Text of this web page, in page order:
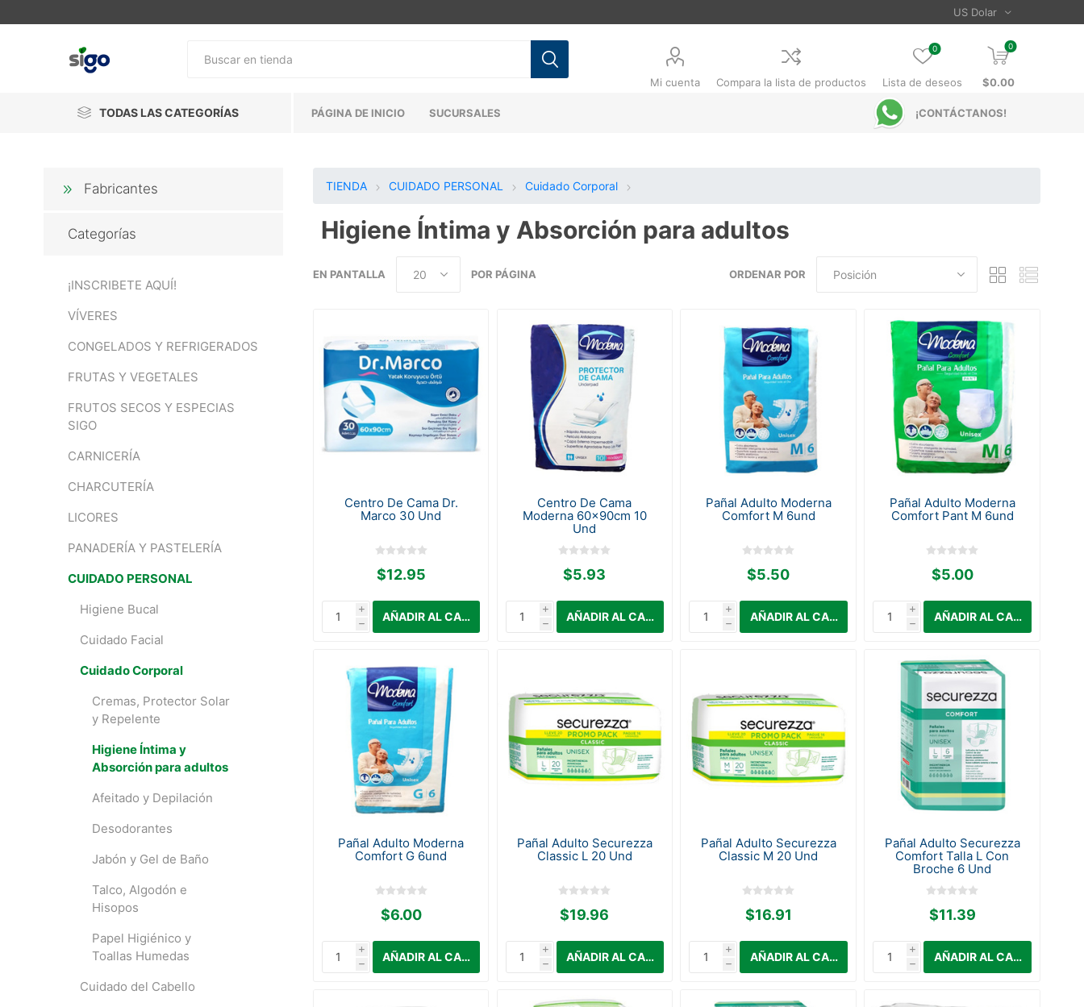
Mi cuenta Compara la lista de productos Lista de deseos
0 0
$0.00
TODAS LAS CATEGORÍAS PÁGINA DE INICIO SUCURSALES ¡CONTÁCTANOS!
TIENDA CUIDADO PERSONAL Cuidado Corporal
Higiene Íntima y Absorción para adultos
ORDENAR POR
EN PANTALLA POR PÁGINA
Centro De Cama Dr.
Marco 30 Und
$12.95
i
h
Centro De Cama
Moderna 60x90cm 10
Und
$5.93
i
h
Pañal Adulto Moderna
Comfort M 6und
$5.50
i
h
Pañal Adulto Moderna
Comfort Pant M 6und
$5.00
i
h
Pañal Adulto Moderna
Comfort G 6und
$6.00
i
h
Pañal Adulto Securezza
Classic L 20 Und
$19.96
i
h
Pañal Adulto Securezza
Classic M 20 Und
$16.91
i
h
Pañal Adulto Securezza
Comfort Talla L Con
Broche 6 Und
$11.39
i
h
Fabricantes
Categorías
¡INSCRIBETE AQUÍ!
VÍVERES
CONGELADOS Y REFRIGERADOS
FRUTAS Y VEGETALES
FRUTOS SECOS Y ESPECIAS
SIGO
CARNICERÍA
CHARCUTERÍA
LICORES
PANADERÍA Y PASTELERÍA
CUIDADO PERSONAL
Higiene Bucal
Cuidado Facial
Cuidado Corporal
Cremas, Protector Solar
y Repelente
Higiene Íntima y
Absorción para adultos
Afeitado y Depilación
Desodorantes
Jabón y Gel de Baño
Talco, Algodón e
Hisopos
Papel Higiénico y
Toallas Humedas
Cuidado del Cabello